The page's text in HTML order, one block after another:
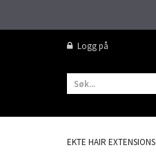
Logg på
EKTE HAIR EXTENSIONS